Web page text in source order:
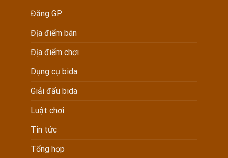
Đăng GP
Địa điểm bán
Địa điểm chơi
Dụng cụ bida
Giải đấu bida
Luật chơi
Tin tức
Tổng hợp